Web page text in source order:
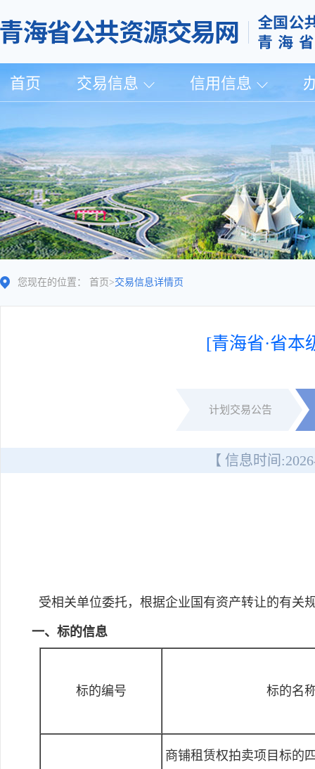
首页 交易信息 信用信息
您现在的位置： 首页 >交易信息详情页
[青海省·省本
计划交易公告
【 信息时间:
受相关单位委托，根据企业国有资产转让的有关
一、标的信息
标的编号 标的名
商铺租赁权拍卖项目标的